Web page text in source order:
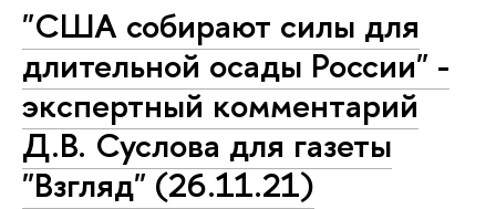
"США собирают силы для
длительной осады России" -
экспертный комментарий
Д.В. Суслова для газеты
"Взгляд" (26.11.21)